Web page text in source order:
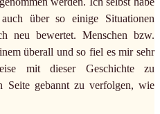
über so einige Situationen
neu bewertet. Menschen bzw.
überall und so fiel es mir sehr
mit dieser Geschichte zu
Seite gebannt zu verfolgen, wie